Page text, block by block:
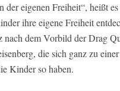
der eigenen Freiheit“, heißt
ihre eigene Freiheit
nach dem Vorbild der Drag
die sich ganz zu
Kinder so haben.